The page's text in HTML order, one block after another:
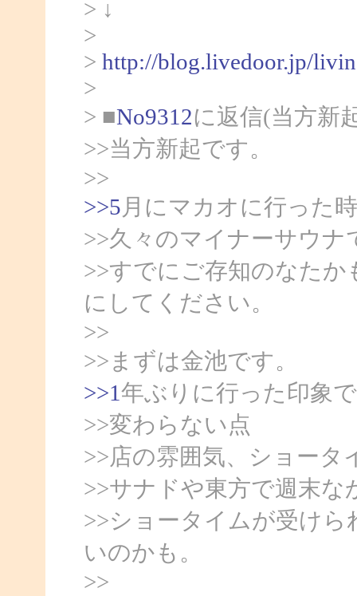
> ↓
>
> http://blog.livedoor.jp/
>
> ■No9312に返信(当方新
>>当方新起です。
>>
>>5 月にマカオに行った
>>久々のマイナーサウナ
>>すでにご存知のなた
にしてください。
>>
>>まずは金池です。
>>1年ぶりに行った印象
>>変わらない点
>>店の雰囲気、ショータ
>>サナドや東方で週末
>>ショータイムが受け
いのかも。
>>